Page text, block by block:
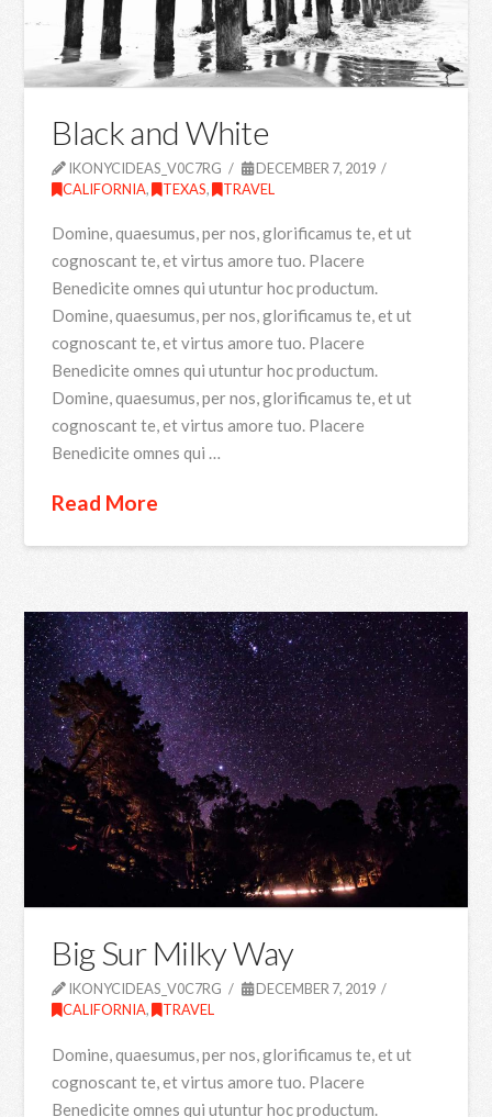
Black and White
IKONYCIDEAS_V0C7RG
DECEMBER 7, 2019
CALIFORNIA, TEXAS, TRAVEL
Domine, quaesumus, per nos, glorificamus te, et ut
cognoscant te, et virtus amore tuo. Placere
Benedicite omnes qui utuntur hoc productum.
Domine, quaesumus, per nos, glorificamus te, et ut
cognoscant te, et virtus amore tuo. Placere
Benedicite omnes qui utuntur hoc productum.
Domine, quaesumus, per nos, glorificamus te, et ut
cognoscant te, et virtus amore tuo. Placere
Benedicite omnes qui …
Read More
Big Sur Milky Way
IKONYCIDEAS_V0C7RG
DECEMBER 7, 2019
CALIFORNIA, TRAVEL
Domine, quaesumus, per nos, glorificamus te, et ut
cognoscant te, et virtus amore tuo. Placere
Benedicite omnes qui utuntur hoc productum.